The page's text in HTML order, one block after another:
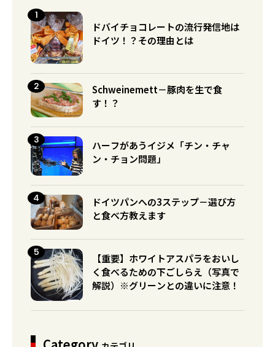
ドバイチョコレートの流行発信地は
ドイツ！？その理由とは
Schweinemett－豚肉を生で食
す！？
ハーフがあうイジメ「チン・チャ
ン・チョン問題」
ドイツパンへの3ステップ－選び方
と食べ方教えます
【重要】ホワイトアスパラをおいし
く食べるための下ごしらえ（写真で
解説）※グリーンとの違いに注意！